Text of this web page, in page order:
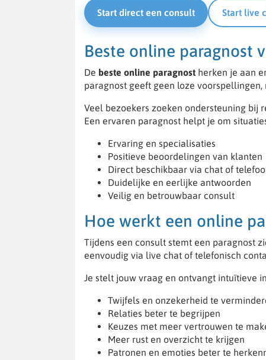
Start direct een consult Start live
Beste online paragnost
De beste online paragnost herken je aan
paragnost geeft geen loze
Veel bezoekers zoeken ondersteuning bij
Een ervaren paragnost helpt je om
Ervaring en specialisaties
Positieve beoordelingen van klanten
Direct beschikbaar via chat of
Duidelijke en eerlijke antwoorden
Veilig en betrouwbaar consult
Hoe werkt een online
Tijdens een consult stemt een paragnost
eenvoudig via live chat of telefonisch
Je stelt jouw vraag en ontvangt intuïtieve
Twijfels en onzekerheid te
Relaties beter te begrijpen
Keuzes met meer vertrouwen te
Meer rust en overzicht te krijgen
Patronen en emoties beter te